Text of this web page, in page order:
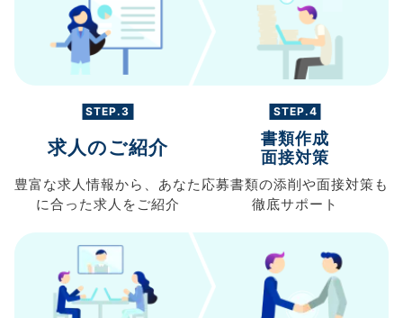
STEP.3
求人のご紹介
豊富な求人情報から、 あなた
に合った求人を ご紹介
STEP.4
書類作成
面接対策
応募書類の添削や面接対策も
徹底サポート